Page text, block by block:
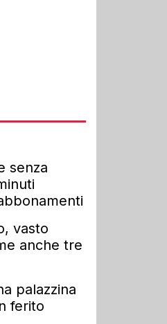
senza
vasto
anche tre
palazzina
ferito